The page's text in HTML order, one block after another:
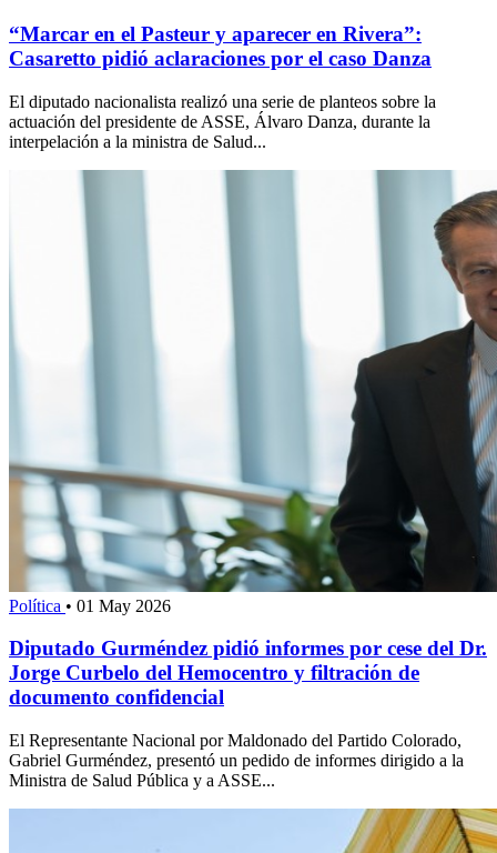
“Marcar en el Pasteur y aparecer en Rivera”:
Casaretto pidió aclaraciones por el caso Danza
El diputado nacionalista realizó una serie de planteos sobre la
actuación del presidente de ASSE, Álvaro Danza, durante la
interpelación a la ministra de Salud...
Política • 01 May 2026
Diputado Gurméndez pidió informes por cese del Dr.
Jorge Curbelo del Hemocentro y filtración de
documento confidencial
El Representante Nacional por Maldonado del Partido Colorado,
Gabriel Gurméndez, presentó un pedido de informes dirigido a la
Ministra de Salud Pública y a ASSE...